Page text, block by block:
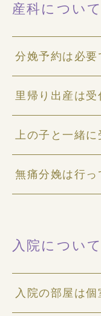
産科について
分娩予約は必要
里帰り出産は受
上の子と一緒
無痛分娩は行っ
入院について
入院の部屋は個